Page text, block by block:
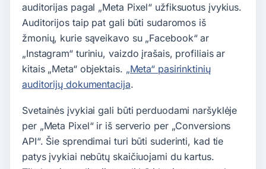
auditorijas pagal „Meta Pixel“ užfiksuotus įvykius.
Auditorijos taip pat gali būti sudaromos iš
žmonių, kurie sąveikavo su „Facebook“ ar
„Instagram“ turiniu, vaizdo įrašais, profiliais ar
kitais „Meta“ objektais. „Meta“ pasirinktinių
auditorijų dokumentacija.
Svetainės įvykiai gali būti perduodami naršyklėje
per „Meta Pixel“ ir iš serverio per „Conversions
API“. Šie sprendimai turi būti suderinti, kad tie
patys įvykiai nebūtų skaičiuojami du kartus.